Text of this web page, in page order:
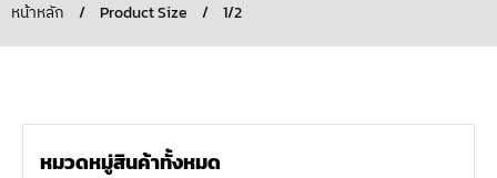
หน้าหลัก / Product Size / 1/2
หมวดหมู่สินค้าทั้งหมด